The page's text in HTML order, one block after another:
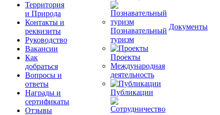
Территория
и Природа
Контакты и
реквизиты
Руководство
Вакансии
Как
добраться
Вопросы и
ответы
Награды и
сертификаты
Отзывы
Познавательный
туризм
Проекты
Международная
деятельность
Публикации
Документы